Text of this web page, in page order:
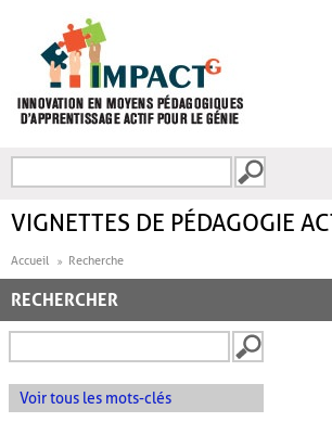
FORMULAIRE DE
VIGNETTES DE PÉDAGOGIE
Accueil Recherche
RECHERCHER
Voir tous les mots-clés